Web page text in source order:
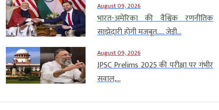
August 09, 2026
भारत-अमेरिका की वैश्विक रणनीतिक
साझेदारी होगी मजबूत….. जेडी...
August 09, 2026
JPSC Prelims 2025 की परीक्षा पर गंभीर
सवाल,...